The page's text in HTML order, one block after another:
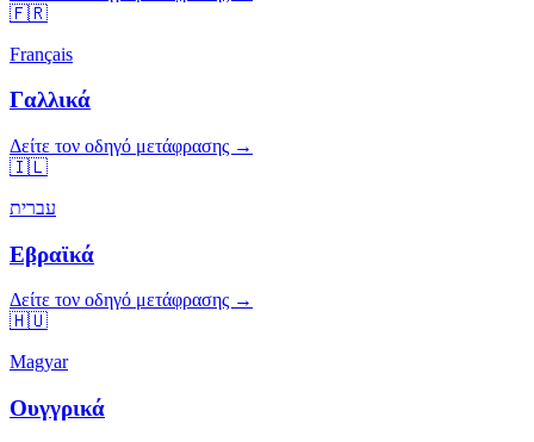
🇫🇷
Français
Γαλλικά
Δείτε τον οδηγό μετάφρασης →
🇮🇱
עברית
Εβραϊκά
Δείτε τον οδηγό μετάφρασης →
🇭🇺
Magyar
Ουγγρικά